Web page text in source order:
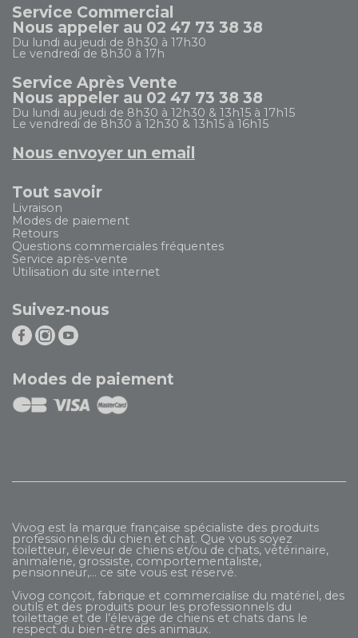
Service Commercial
Nous appeler au 02 47 73 38 38
Du lundi au jeudi de 8h30 à 17h30
Le vendredi de 8h30 à 17h
Service Après Vente
Nous appeler au 02 47 73 38 38
Du lundi au jeudi de 8h30 à 12h30 & 13h15 à 17h15
Le vendredi de 8h30 à 12h30 & 13h15 à 16h15
Nous envoyer un email
Tout savoir
Livraison
Modes de paiement
Retours
Questions commerciales fréquentes
Service après-vente
Utilisation du site internet
Suivez-nous
Modes de paiement
Vivog est la marque française spécialiste des produits
professionnels du chien et chat. Que vous soyez
toiletteur, éleveur de chiens et/ou de chats, vétérinaire,
animalerie, grossiste, comportementaliste,
pensionneur,... ce site vous est réservé.
Vivog conçoit, fabrique et commercialise du matériel, des
outils et des produits pour les professionnels du
toilettage et de l’élevage de chiens et chats dans le
respect du bien-être des animaux.